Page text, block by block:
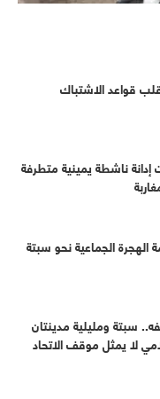
قواعد الاشتباك
إدانة ناشطة يمينية متطرفة
الهجرة الجماعية نحو سبتة
سبتة ومليلية مدينتان
لا يمثل موقف الاتحاد